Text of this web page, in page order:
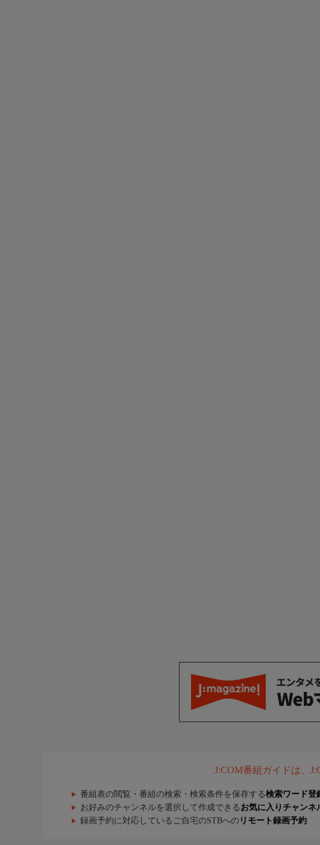
J:COM番組ガイドは、
番組表の閲覧・番組の検索・検索条件を保存する検索ワード登
お好みのチャンネルを選択して作成できる お気に入りチャンネ
録画予約に対応しているご自宅のSTBへの リモート録画予約